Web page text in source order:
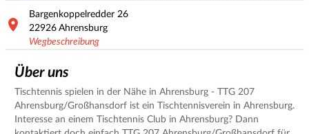
Bargenkoppelredder 26
22926 Ahrensburg
Wegbeschreibung
Über uns
Tischtennis spielen in der Nähe in Ahrensburg - TTG 207
Ahrensburg/Großhansdorf ist ein Tischtennisverein in Ahrensburg.
Interesse an einem Tischtennis Club in Ahrensburg? Dann